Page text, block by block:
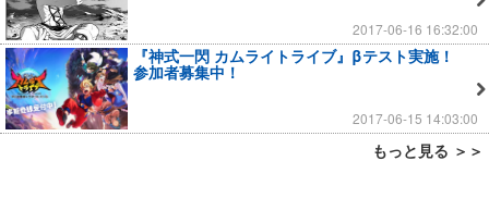
2017-06-16 16:32:00
『神式一閃 カムライトライブ』βテスト実施！
参加者募集中！
2017-06-15 14:03:00
もっと見る ＞＞